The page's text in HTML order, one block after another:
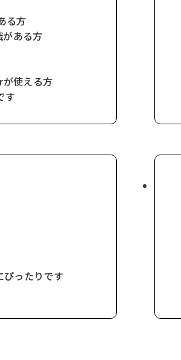
る方
ある方
使える方
す
ぴったりです